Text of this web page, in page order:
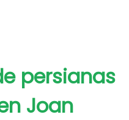
persianas
Joan